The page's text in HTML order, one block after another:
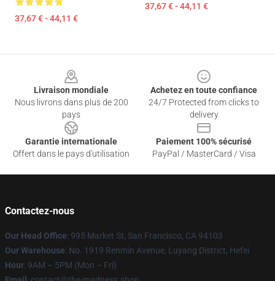
37,67 € - 44,11 €
37,67 € - 44,11 €
Livraison mondiale
Nous livrons dans plus de 200
pays
Achetez en toute confiance
24/7 Protected from clicks to
delivery
Garantie internationale
Offert dans le pays d'utilisation
Paiement 100% sécurisé
PayPal / MasterCard / Visa
Contactez-nous
Our Head Office: 995 Market St, San Francisco, CA 94103
Our Warehouse: No. 1919 Renmin Avenue, Luyang District, Hefei
Hour: 9AM – 5PM (Mon – Fri)